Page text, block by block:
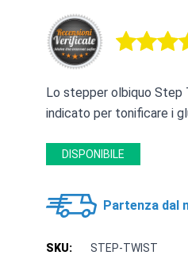
Lo stepper olbiquo
indicato per tonificare i
DISPONIBILE
Partenza dal
SKU: STEP-TWIST